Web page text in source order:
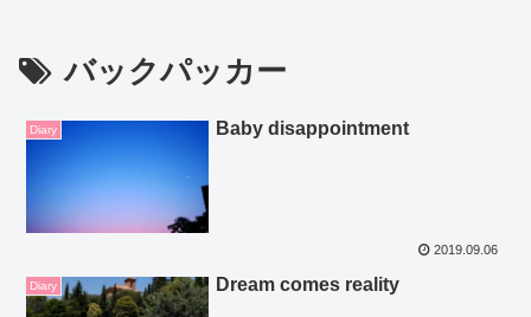
バックパッカー
Diary Baby disappointment
2019.09.06
Diary Dream comes reality